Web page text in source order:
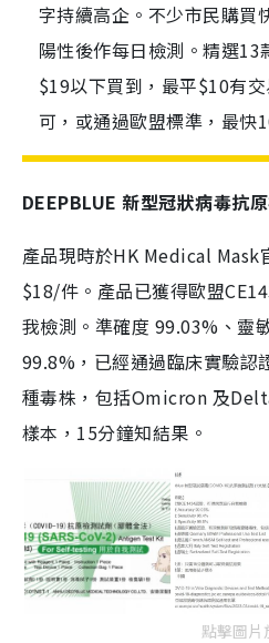
字持續高企。不少市民購買
陽性後作每日檢測。精選
$19以下買到，最平$10有
可，或通過歐盟標準，最快
DEEPBLUE 新型冠狀病毒抗
產品現時於HK Medical Mask
$18/件。產品已獲得歐盟
我檢測。準確度 99.03%、靈
99.8%，已經通過臨床實驗認
種毒株，包括Omicron 及
樣本，15分鐘知結果。
點擊圖片